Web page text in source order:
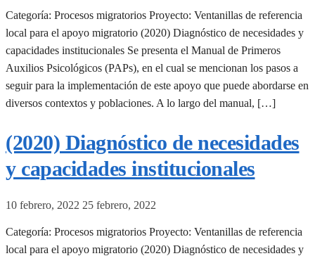
Categoría: Procesos migratorios Proyecto: Ventanillas de referencia
local para el apoyo migratorio (2020) Diagnóstico de necesidades y
capacidades institucionales Se presenta el Manual de Primeros
Auxilios Psicológicos (PAPs), en el cual se mencionan los pasos a
seguir para la implementación de este apoyo que puede abordarse en
diversos contextos y poblaciones. A lo largo del manual, […]
(2020) Diagnóstico de necesidades
y capacidades institucionales
10 febrero, 2022 25 febrero, 2022
Categoría: Procesos migratorios Proyecto: Ventanillas de referencia
local para el apoyo migratorio (2020) Diagnóstico de necesidades y